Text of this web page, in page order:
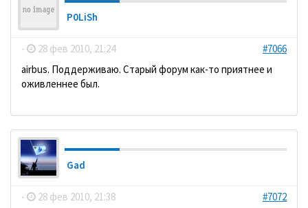
P0LiSh
- 28 фев 2010, 21:24
#7066
аirbus. Поддерживаю. Старый форум как-то приятнее и
оживленнее был.
Gad
- 28 фев 2010, 21:38 #7072